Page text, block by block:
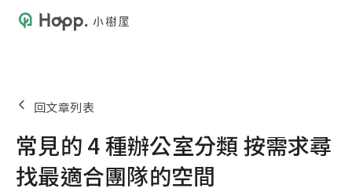
回文章列表
常見的 4 種辦公室分類 按需求尋
找最適合團隊的空間